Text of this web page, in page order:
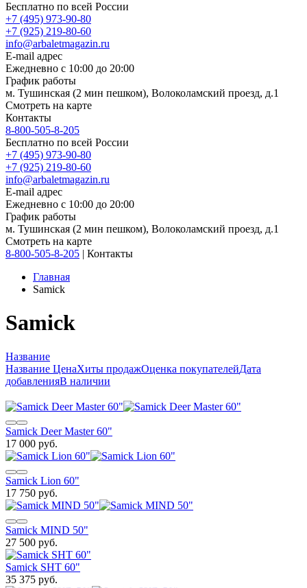
Бесплатно по всей России
+7 (495) 973-90-80
+7 (925) 219-80-60
info@arbaletmagazin.ru
E-mail адрес
Ежедневно с 10:00 до 20:00
График работы
м. Тушинская (2 мин пешком), Волоколамский проезд, д.1
Смотреть на карте
Контакты
8-800-505-8-205
Бесплатно по всей России
+7 (495) 973-90-80
+7 (925) 219-80-60
info@arbaletmagazin.ru
E-mail адрес
Ежедневно с 10:00 до 20:00
График работы
м. Тушинская (2 мин пешком), Волоколамский проезд, д.1
Смотреть на карте
8-800-505-8-205 | Контакты
Главная
Samick
Samick
Название
Название ЦенаХиты продажОценка покупателейДата
добавленияВ наличии
Samick Deer Master 60"
17 000 руб.
Samick Lion 60"
17 750 руб.
Samick MIND 50"
27 500 руб.
Samick SHT 60"
35 375 руб.